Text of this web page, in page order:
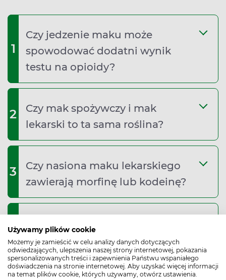
Używamy plików cookie
Możemy je zamieścić w celu analizy danych dotyczących
odwiedzających, ulepszenia naszej strony internetowej, pokazania
spersonalizowanych treści i zapewnienia Państwu wspaniałego
doświadczenia na stronie internetowej. Aby uzyskać więcej informacji
na temat plików cookie, których używamy, otwórz ustawienia.
1
Czy jedzenie maku może
spowodować dodatni wynik
testu na opioidy?
2
Czy mak spożywczy i mak
lekarski to ta sama roślina?
3
Czy nasiona maku lekarskiego
zawierają morfinę lub kodeinę?
4
Czy niedojrzałe makówki są
trujące?